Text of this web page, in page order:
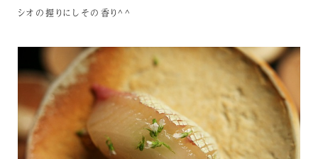
シオの握りにしその香り^^